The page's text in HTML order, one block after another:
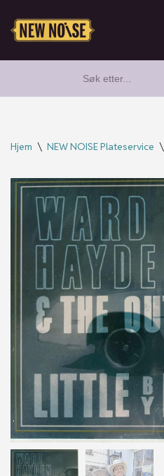
Hopp
for:
Hjem \ NEW NOISE Plateservice \